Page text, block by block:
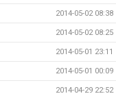
2014-05-02 08:38
2014-05-02 08:25
2014-05-01 23:11
2014-05-01 00:09
2014-04-29 22:52